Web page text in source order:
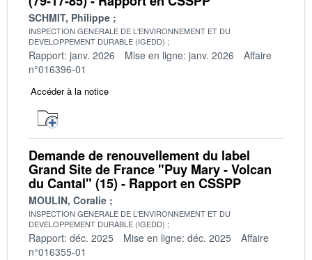
SCHMIT, Philippe
INSPECTION GENERALE DE L'ENVIRONNEMENT ET DU
DEVELOPPEMENT DURABLE (IGEDD)
Rapport: janv. 2026 Mise en ligne: janv. 2026
Affaire
n°016396-01
Accéder à la notice
Demande de renouvellement du label
Grand Site de France "Puy Mary - Volcan
du Cantal" (15) - Rapport en CSSPP
MOULIN, Coralie
INSPECTION GENERALE DE L'ENVIRONNEMENT ET DU
DEVELOPPEMENT DURABLE (IGEDD)
Rapport: déc. 2025 Mise en ligne: déc. 2025
Affaire
n°016355-01